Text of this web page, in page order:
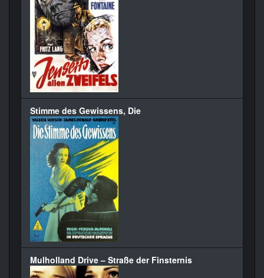
Stimme des Gewissens, Die
Mulholland Drive – Straße der Finsternis